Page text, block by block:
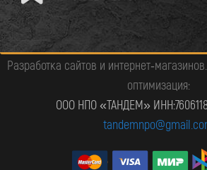
Разработка сайтов и
оптимизация:
ООО НПО «ТАНДЕМ»
согласие на обработку
генерируемых Яндекс
не хотите, чтобы ваши
обрабатывались,